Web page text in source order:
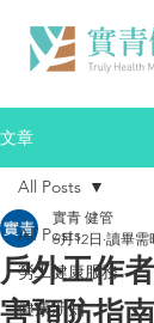
文章
All Posts
勞工健康服務
健康新知
All Posts
戶外工作
害預防指
實青 健管
6月12日 讀畢需